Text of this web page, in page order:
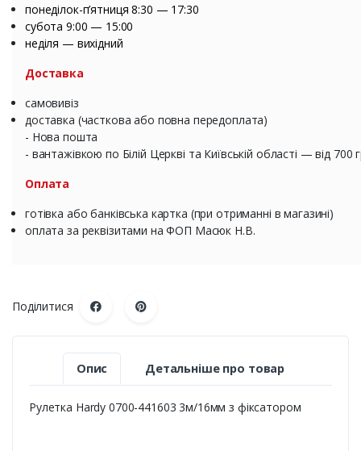
понеділок-п’ятниця 8:30 — 17:30
субота 9:00 — 15:00
неділя — вихідний
Доставка
самовивіз
доставка (часткова або повна передоплата)
- Нова пошта
- вантажівкою по Білій Церкві та Київській області — від 700
Оплата
готівка або банківська картка (при отриманні в магазині)
оплата за реквізитами на ФОП Масюк Н.В.
Поділитися
Опис Детальніше про товар
Рулетка Hardy 0700-441603 3м/16мм з фіксатором